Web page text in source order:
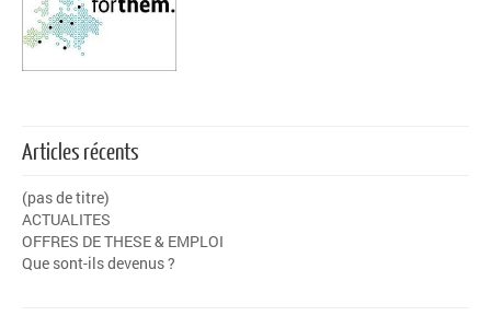
Articles récents
(pas de titre)
ACTUALITES
OFFRES DE THESE & EMPLOI
Que sont-ils devenus ?